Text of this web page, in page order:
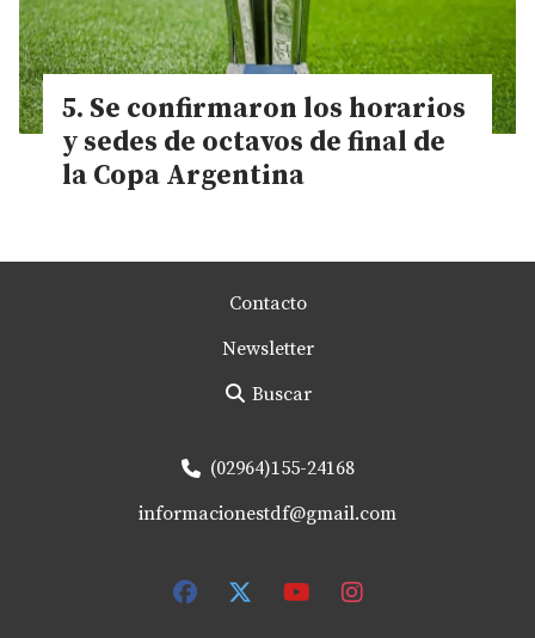
Se confirmaron los horarios
y sedes de octavos de final de
la Copa Argentina
Contacto
Newsletter
Buscar
(02964)155-24168
informacionestdf@gmail.com